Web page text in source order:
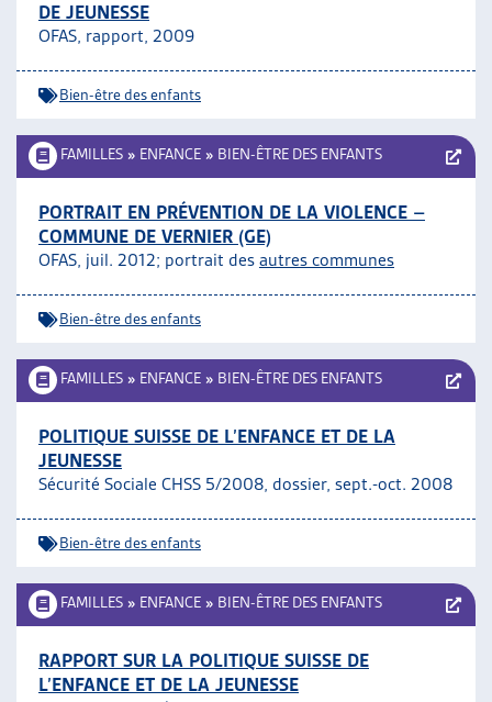
DE JEUNESSE
OFAS, rapport, 2009
Bien-être des enfants
FAMILLES » ENFANCE » BIEN-ÊTRE DES ENFANTS
PORTRAIT EN PRÉVENTION DE LA VIOLENCE –
COMMUNE DE VERNIER (GE)
OFAS, juil. 2012; portrait des autres communes
Bien-être des enfants
FAMILLES » ENFANCE » BIEN-ÊTRE DES ENFANTS
POLITIQUE SUISSE DE L’ENFANCE ET DE LA
JEUNESSE
Sécurité Sociale CHSS 5/2008, dossier, sept.-oct. 2008
Bien-être des enfants
FAMILLES » ENFANCE » BIEN-ÊTRE DES ENFANTS
RAPPORT SUR LA POLITIQUE SUISSE DE
L’ENFANCE ET DE LA JEUNESSE